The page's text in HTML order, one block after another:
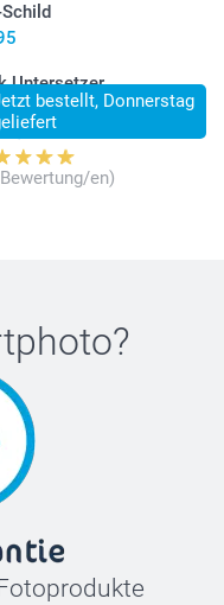
bestellt, Donnerstag
Untersetzer
en)
?